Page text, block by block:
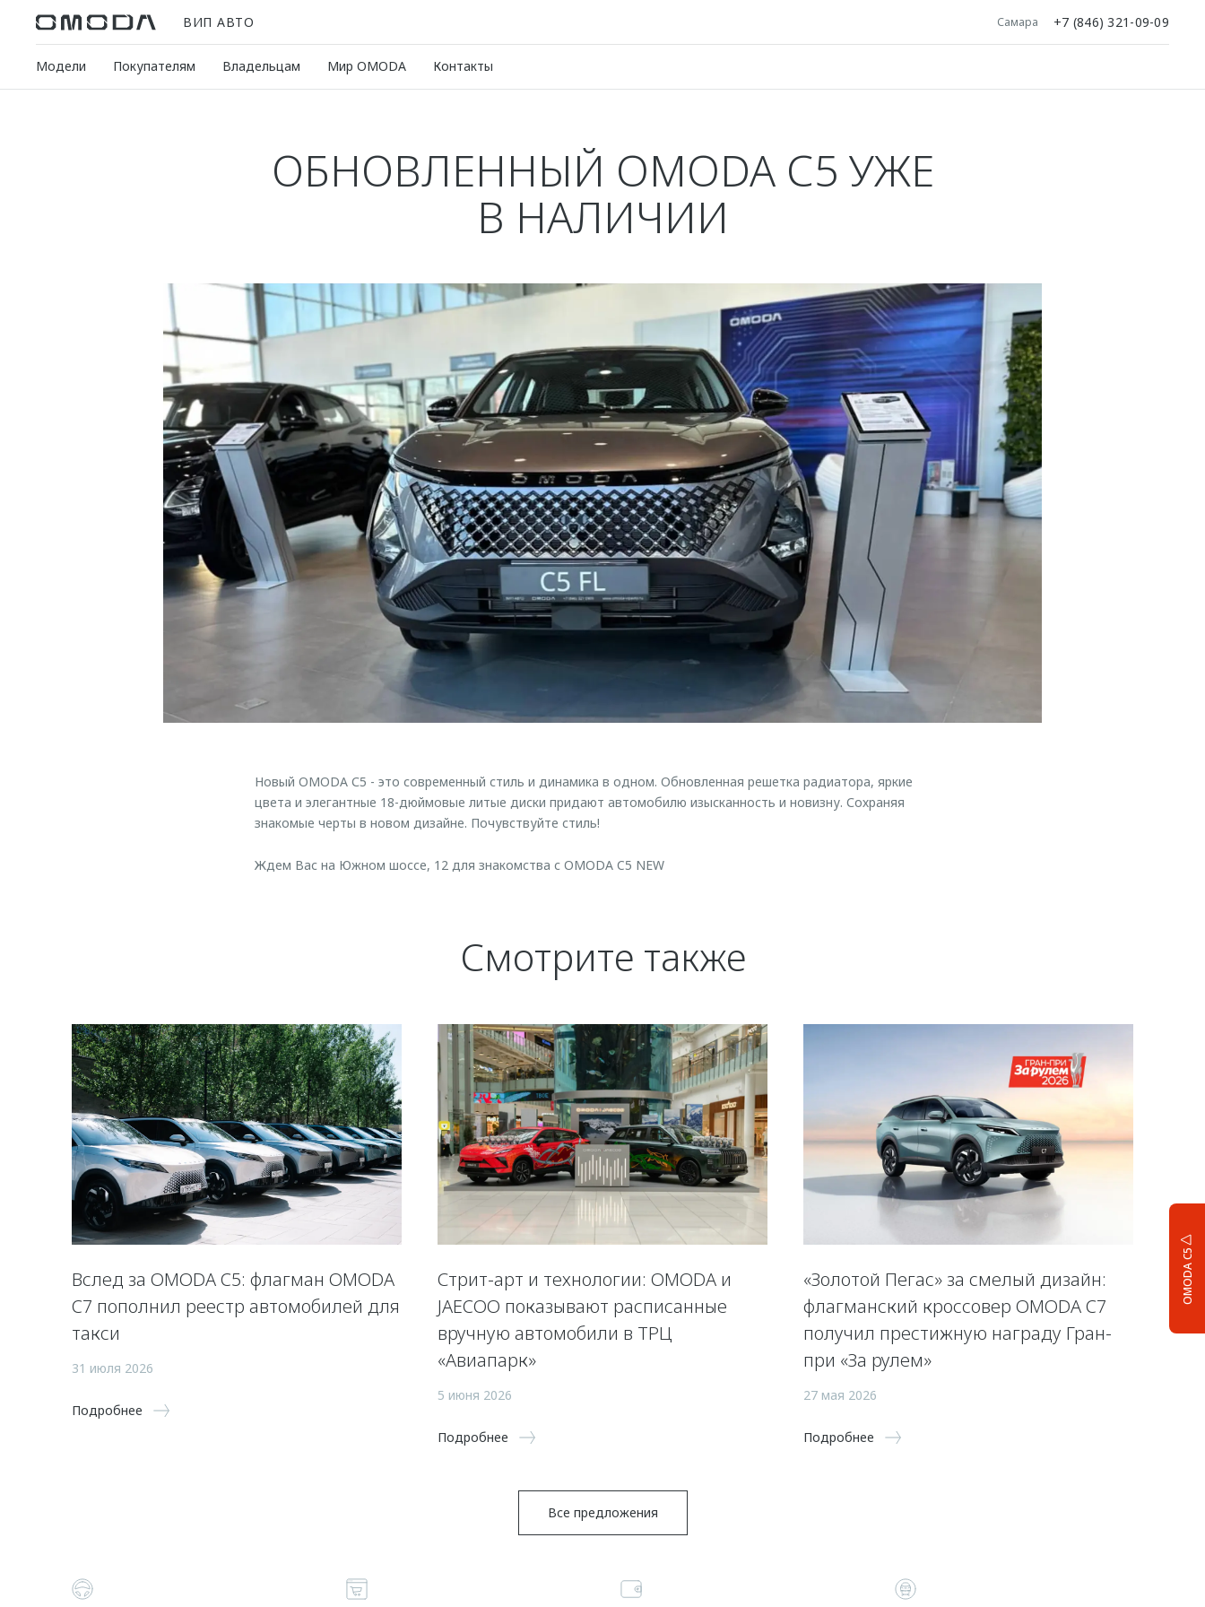
ВИП АВТО Самара +7 (846) 321-09-09
Модели Покупателям Владельцам Мир OMODA Контакты
OMODA C5
ОБНОВЛЕННЫЙ OMODA С5 УЖЕ
В НАЛИЧИИ
Новый OMODA С5 - это современный стиль и динамика в одном. Обновленная решетка радиатора, яркие
цвета и элегантные 18-дюймовые литые диски придают автомобилю изысканность и новизну. Сохраняя
знакомые черты в новом дизайне. Почувствуйте стиль!
Ждем Вас на Южном шоссе, 12 для знакомства с OMODA C5 NEW
Смотрите также
Вслед за OMODA C5: флагман OMODA
C7 пополнил реестр автомобилей для
такси
31 июля 2026
Подробнее
Стрит-арт и технологии: OMODA и
JAECOO показывают расписанные
вручную автомобили в ТРЦ
«Авиапарк»
5 июня 2026
Подробнее
«Золотой Пегас» за смелый дизайн:
флагманский кроссовер OMODA C7
получил престижную награду Гран-
при «За рулем»
27 мая 2026
Подробнее
Все предложения